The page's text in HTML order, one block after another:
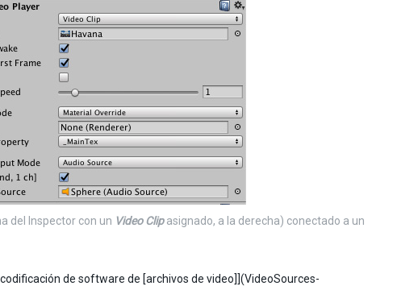
del Inspector con un Video Clipasignado, a la derecha) conectado a un
de software de [archivos de video]](VideoSources-